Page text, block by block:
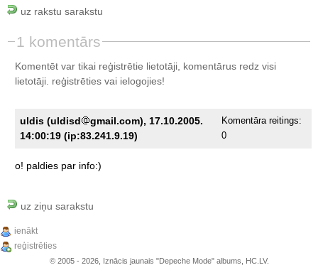
uz rakstu sarakstu
1 komentārs
Komentēt var tikai reģistrētie lietotāji, komentārus redz visi
lietotāji. reģistrētiesvai ielogojies!
uldis (uldisd
gmail.com), 17.10.2005.
14:00:19 (ip:83.241.9.19)
Komentāra reitings:
0
o! paldies par info:)
uz ziņu sarakstu
ienākt
reģistrēties
© 2005 - 2026, Iznācis jaunais "Depeche Mode" albums, HC.LV.